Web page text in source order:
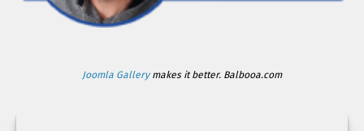
Joomla Gallerymakes it better. Balbooa.com